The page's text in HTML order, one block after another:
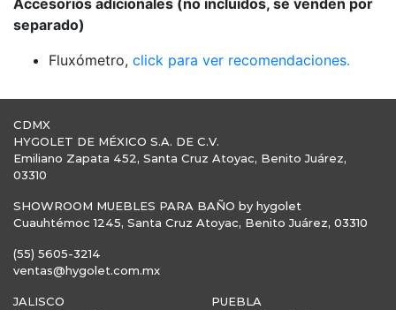
Accesorios adicionales (no incluidos, se venden por
separado)
Fluxómetro, click para ver recomendaciones.
CDMX
HYGOLET DE MÉXICO S.A. DE C.V.
Emiliano Zapata 452, Santa Cruz Atoyac, Benito Juárez,
03310
SHOWROOM MUEBLES PARA BAÑO by hygolet
Cuauhtémoc 1245, Santa Cruz Atoyac, Benito Juárez, 03310
(55) 5605-3214
ventas@hygolet.com.mx
JALISCO
PUEBLA